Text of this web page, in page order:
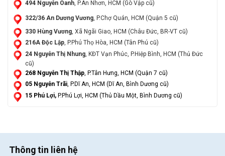
494 Nguyễn Oanh , P.An Nhơn, HCM (Gò Vập cũ)
322/36 An Dương Vương , P.Chợ Quán, HCM (Quận 5 cũ)
330 Hùng Vương, Xã Ngãi Giao, HCM (Châu Đức, BR-VT cũ)
216A Độc Lập, P.Phú Thọ Hòa, HCM (Tân Phú cũ)
24 Nguyễn Thị Nhung , KĐT Vạn Phúc, P.Hiệp Bình, HCM (Thủ Đức
cũ)
268 Nguyễn Thị Thập , P.Tân Hưng, HCM (Quận 7 cũ)
05 Nguyễn Trãi, P.Dĩ An, HCM (Dĩ An, Bình Dương cũ)
15 Phú Lợi, P.Phú Lợi, HCM (Thủ Dầu Một, Bình Dương cũ)
Thông tin liên hệ